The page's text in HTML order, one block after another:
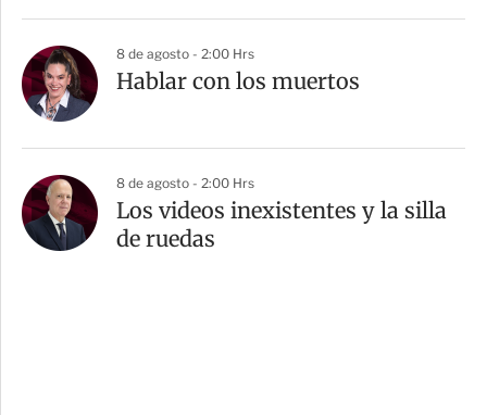
8 de agosto - 2:00 Hrs
Hablar con los muertos
8 de agosto - 2:00 Hrs
Los videos inexistentes y la silla
de ruedas